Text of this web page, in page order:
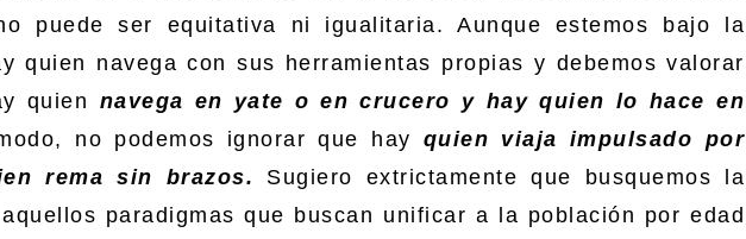
puede ser equitativa ni igualitaria. Aunque estemos bajo la
quien navega con sus herramientas propias y debemos valorar
quien navega en yate o en crucero y hay quien lo hace en
no podemos ignorar que hay quien viaja impulsado por
rema sin brazos. Sugiero extrictamente que busquemos la
paradigmas que buscan unificar a la población por edad